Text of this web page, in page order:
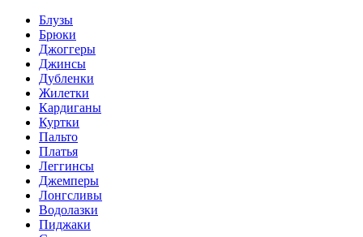
Блузы
Брюки
Джоггеры
Джинсы
Дубленки
Жилетки
Кардиганы
Куртки
Пальто
Платья
Леггинсы
Джемперы
Лонгсливы
Водолазки
Пиджаки